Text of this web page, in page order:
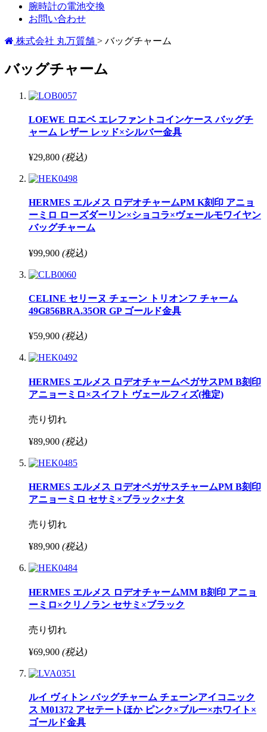
腕時計の電池交換
お問い合わせ
株式会社 丸万質舗 > バッグチャーム
バッグチャーム
LOEWE ロエベ エレファントコインケース バッグチ
ャーム レザー レッド×シルバー金具
¥29,800 (税込)
HERMES エルメス ロデオチャームPM K刻印 アニョ
ーミロ ローズダーリン×ショコラ×ヴェールモワイヤン
バッグチャーム
¥99,900 (税込)
CELINE セリーヌ チェーン トリオンフ チャーム
49G856BRA.35OR GP ゴールド金具
¥59,900 (税込)
HERMES エルメス ロデオチャームペガサスPM B刻印
アニョーミロ×スイフト ヴェールフィズ(推定)
売り切れ
¥89,900 (税込)
HERMES エルメス ロデオペガサスチャームPM B刻印
アニョーミロ セサミ×ブラック×ナタ
売り切れ
¥89,900 (税込)
HERMES エルメス ロデオチャームMM B刻印 アニョ
ーミロ×クリノラン セサミ×ブラック
売り切れ
¥69,900 (税込)
ルイ ヴィトン バッグチャーム チェーンアイコニック
ス M01372 アセテートほか ピンク×ブルー×ホワイト×
ゴールド金具